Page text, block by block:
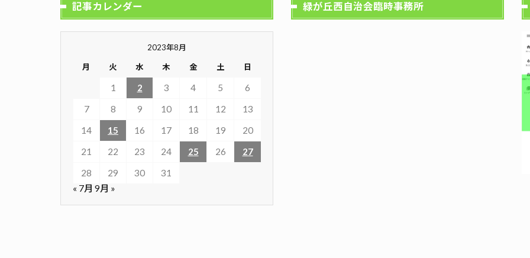
記事カレンダー
2023年8月
月 火 水 木 金 土 日
1 2 3 4 5
6
7
8 9 10 11 12
13
14
15 16 17 18 19
20
21
22 23 24 25 26
27
28
29 30
31
« 7月 9月 »
緑が丘西自治会臨時事務所